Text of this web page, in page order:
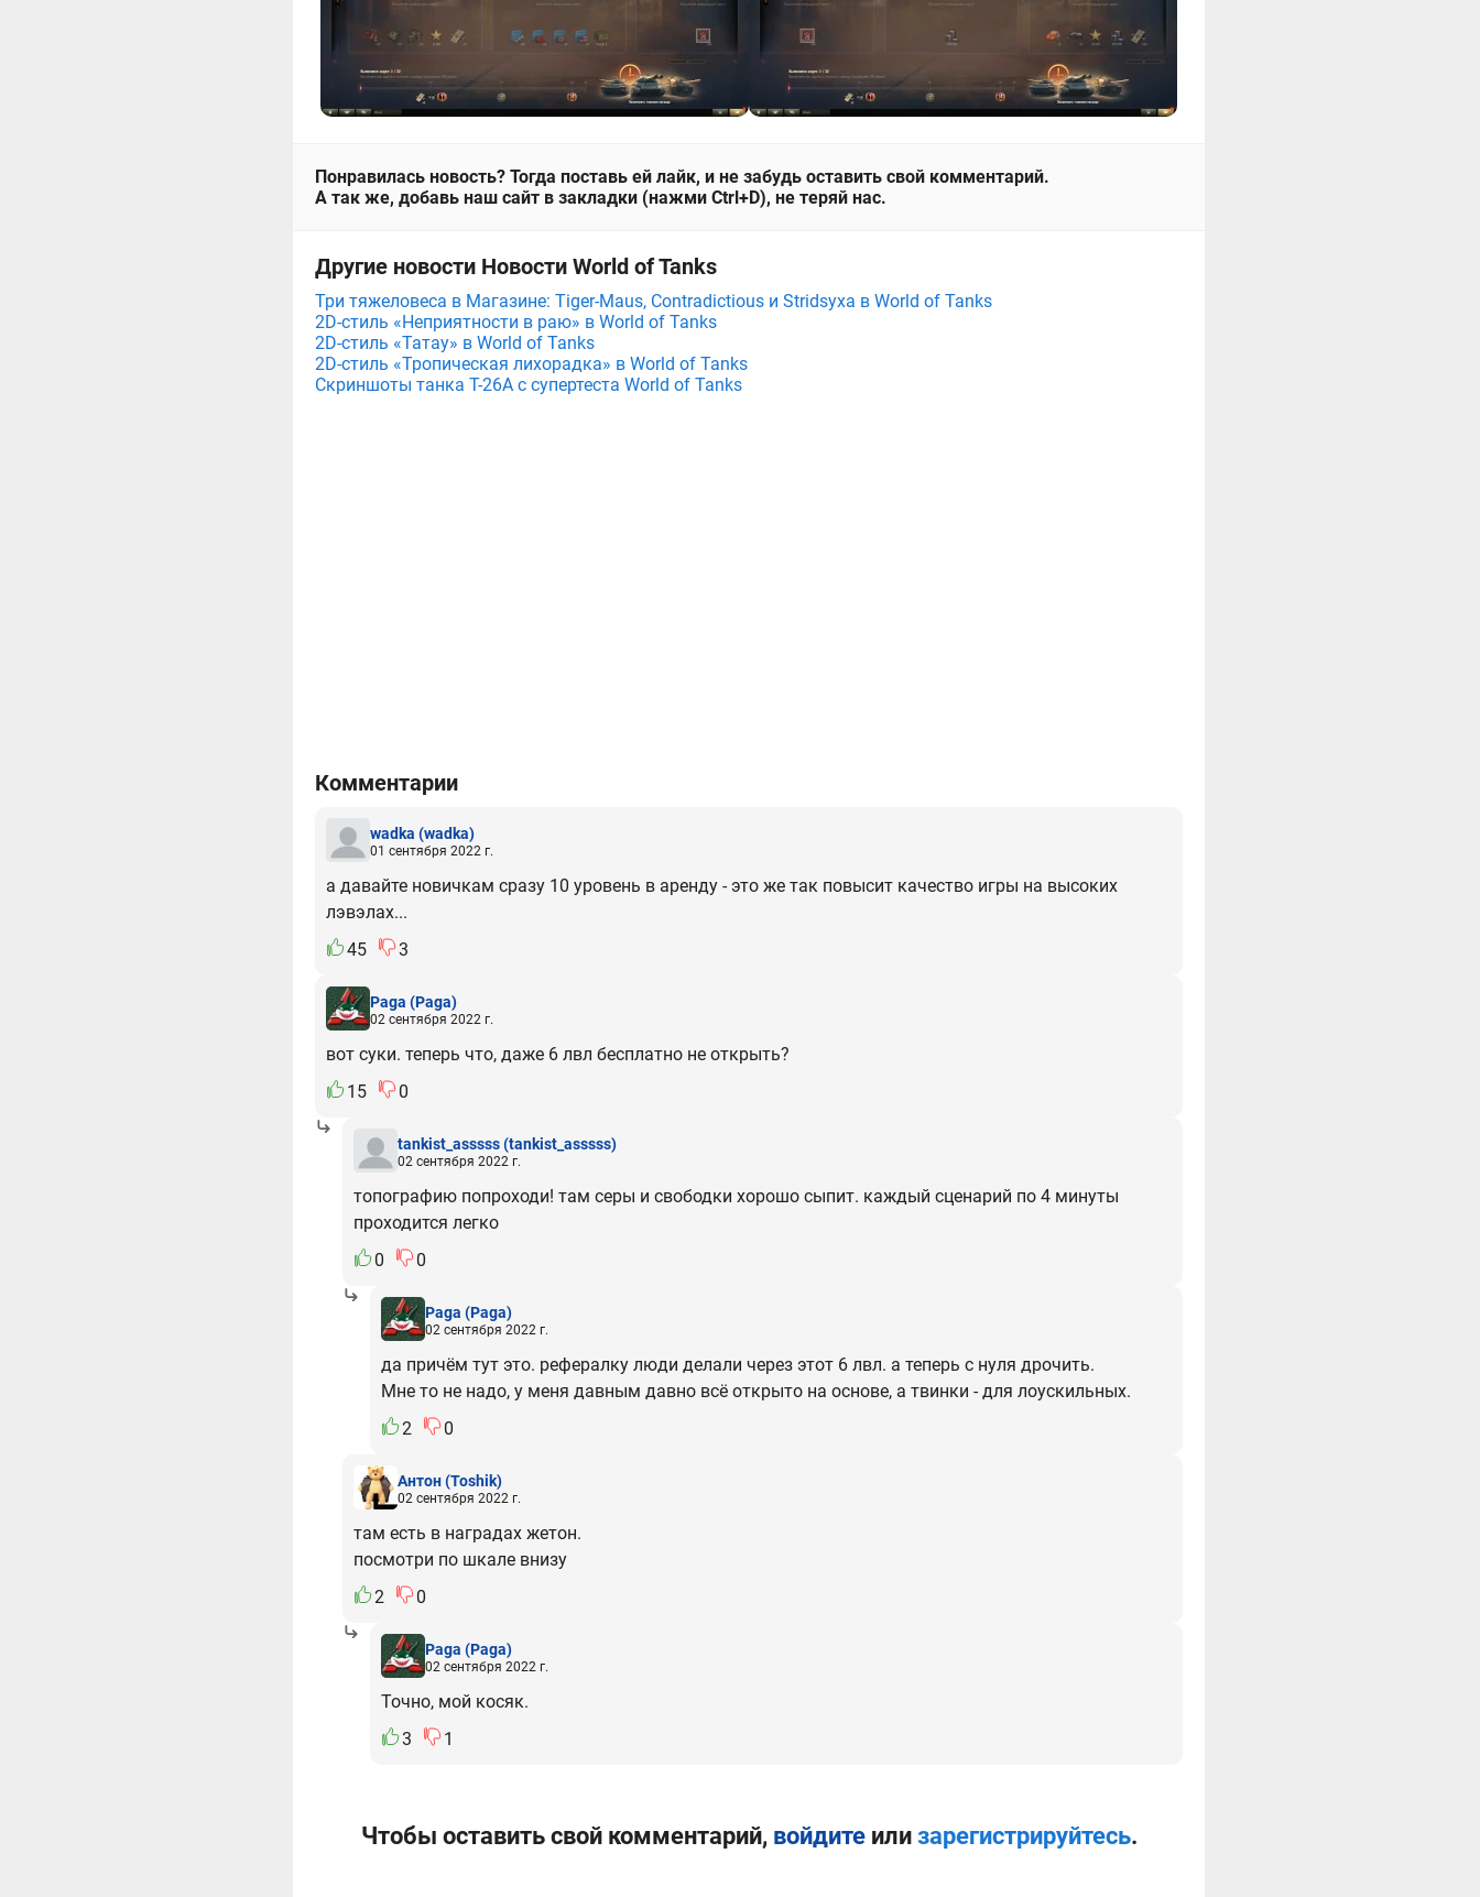
Понравилась новость? Тогда поставь ей лайк, и не забудь оставить свой комментарий.
А так же, добавь наш сайт в закладки (нажми Ctrl+D), не теряй нас.
Другие новости Новости World of Tanks
Три тяжеловеса в Магазине: Tiger-Maus, Contradictious и Stridsyxa в World of Tanks
2D-стиль «Неприятности в раю» в World of Tanks
2D-стиль «Татау» в World of Tanks
2D-стиль «Тропическая лихорадка» в World of Tanks
Скриншоты танка T-26A с супертеста World of Tanks
Комментарии
wadka (wadka)
01 сентября 2022 г.
а давайте новичкам сразу 10 уровень в аренду - это же так повысит качество игры на высоких
лэвэлах...
45
3
Paga (Paga)
02 сентября 2022 г.
вот суки. теперь что, даже 6 лвл бесплатно не открыть?
15
0
tankist_asssss(tankist_asssss)
02 сентября 2022 г.
топографию попроходи! там серы и свободки хорошо сыпит. каждый сценарий по 4 минуты
проходится легко
0
0
Paga (Paga)
02 сентября 2022 г.
да причём тут это. рефералку люди делали через этот 6 лвл. а теперь с нуля дрочить.
Мне то не надо, у меня давным давно всё открыто на основе, а твинки - для лоускильных.
2
0
Антон(Toshik)
02 сентября 2022 г.
там есть в наградах жетон.
посмотри по шкале внизу
2
0
Paga (Paga)
02 сентября 2022 г.
Точно, мой косяк.
3
1
Чтобы оставить свой комментарий, войдитеили зарегистрируйтесь.